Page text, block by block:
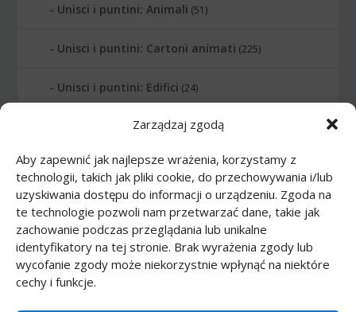
Zarządzaj zgodą
Aby zapewnić jak najlepsze wrażenia, korzystamy z
technologii, takich jak pliki cookie, do przechowywania i/lub
uzyskiwania dostępu do informacji o urządzeniu. Zgoda na
te technologie pozwoli nam przetwarzać dane, takie jak
zachowanie podczas przeglądania lub unikalne
identyfikatory na tej stronie. Brak wyrażenia zgody lub
wycofanie zgody może niekorzystnie wpłynąć na niektóre
cechy i funkcje.
Unisci i puntini: Animali (51)
Unisci i puntini: Cartoni animati (225)
Unisci i puntini: Edifici (24)
Unisci i puntini: Lettere (6)
Unisci i puntini: Numerati(12)
Unisci i puntini: Pianeti (10)
Unisci i puntini: Professione(21)
Unisci i puntini: Sport